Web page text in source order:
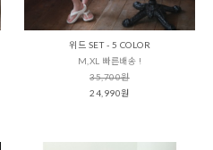
위드 SET - 5 COLOR
M,XL 빠른배송 !
35,700원
24,990원